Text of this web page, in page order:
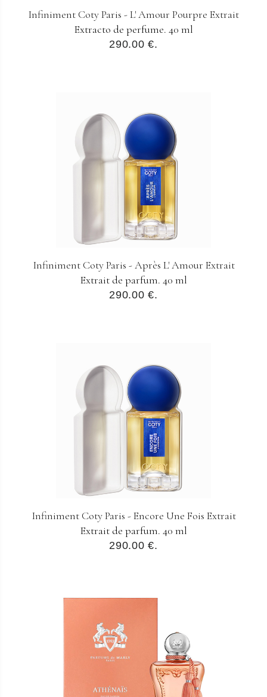
Infiniment Coty Paris - L' Amour Pourpre Extrait
Extracto de perfume. 40 ml
290.00 €.
Infiniment Coty Paris - Après L' Amour Extrait
Extrait de parfum. 40 ml
290.00 €.
Infiniment Coty Paris - Encore Une Fois Extrait
Extrait de parfum. 40 ml
290.00 €.